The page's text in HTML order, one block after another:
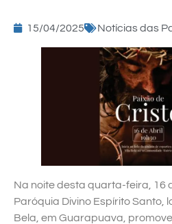
15/04/2025 Notícias das
Na noite desta quarta-feira, 16
Paróquia Divino Espírito Santo,
Bela, em Guarapuava,